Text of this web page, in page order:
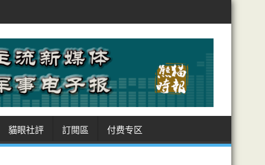
貓眼社評 訂閲區 付费专区